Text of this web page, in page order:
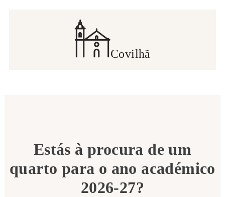
Covilhã
Estás à procura de um
quarto para o ano académico
2026-27?